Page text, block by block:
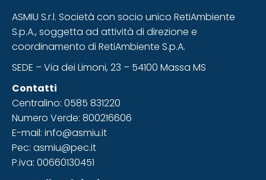
ASMIU S.r.l. Società con socio unico RetiAmbiente
S.p.A., soggetta ad attività di direzione e
coordinamento di RetiAmbiente S.p.A.
SEDE – Via dei Limoni, 23 – 54100 Massa MS
Contatti
Centralino: 0585 831220
Numero Verde: 800216606
E-mail: info@asmiu.it
Pec: asmiu@pec.it
P.iva: 00660130451